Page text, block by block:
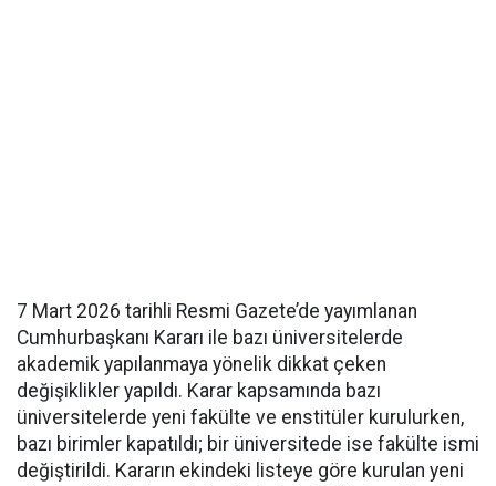
7 Mart 2026 tarihli Resmi Gazete’de yayımlanan
Cumhurbaşkanı Kararı ile bazı üniversitelerde
akademik yapılanmaya yönelik dikkat çeken
değişiklikler yapıldı. Karar kapsamında bazı
üniversitelerde yeni fakülte ve enstitüler kurulurken,
bazı birimler kapatıldı; bir üniversitede ise fakülte ismi
değiştirildi. Kararın ekindeki listeye göre kurulan yeni